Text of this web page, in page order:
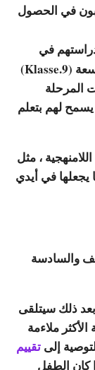
في الحصول
في
السنة العاشرة (10.Klasse) أو في السنة التاسعة (9.Klasse)
المرحلة
لهم بتعلم
، مثل
يجعلها في أيدي
والسادسة
ذلك سيتلقى
ملاءمة
إلى تقييم
كان الطفل